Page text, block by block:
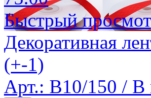
Быстрый
Декоративная
(+-1)
Арт.: B10/150 / В